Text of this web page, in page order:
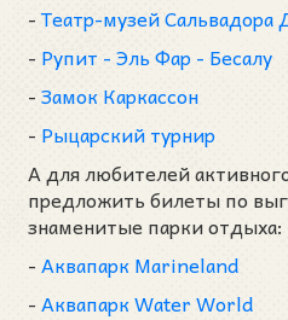
-Театр-музей Сальвадора
- Рупит - Эль Фар - Бесалу
-Замок Каркассон
- Рыцарский турнир
А для любителей
предложить билеты по
знаменитые парки отдыха:
-Аквапарк Marineland
-Аквапарк Water World